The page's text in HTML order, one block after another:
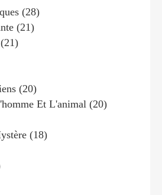
(28)
(21)
(21)
(20)
Et L'animal (20)
(18)